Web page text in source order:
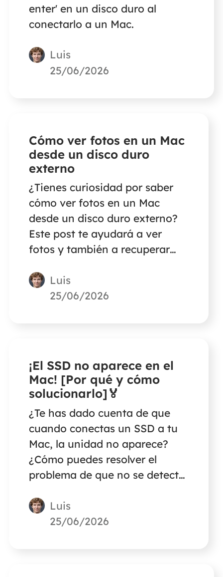
enter' en un disco duro al
conectarlo a un Mac.
Luis
25/06/2026
Cómo ver fotos en un Mac
desde un disco duro
externo
¿Tienes curiosidad por saber
cómo ver fotos en un Mac
desde un disco duro externo?
Este post te ayudará a ver
fotos y también a recuperar
accidentalmente.
Luis
25/06/2026
¡El SSD no aparece en el
Mac! [Por qué y cómo
solucionarlo]🏅
¿Te has dado cuenta de que
cuando conectas un SSD a tu
Mac, la unidad no aparece?
¿Cómo puedes resolver el
problema de que no se detecte
continuación encontrarás la
solución. Utiliza el software de
Luis
25/06/2026